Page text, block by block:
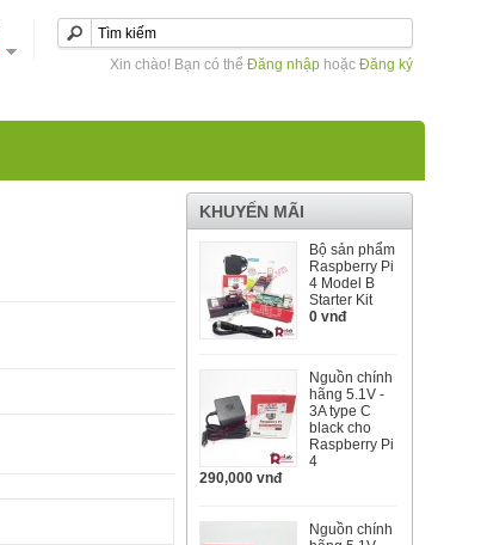
Xin chào! Bạn có thể Đăng nhập hoặc Đăng ký
KHUYẾN MÃI
Bộ sản phẩm
Raspberry Pi
4 Model B
Starter Kit
0 vnđ
Nguồn chính
hãng 5.1V -
3A type C
black cho
Raspberry Pi
4
290,000 vnđ
Nguồn chính